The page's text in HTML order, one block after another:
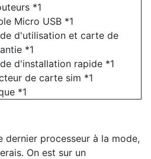
*1
Micro USB *1
d'utilisation et carte de
*1
d'installation rapide *1
de carte sim *1
*1
dernier processeur à la mode,
On est sur un